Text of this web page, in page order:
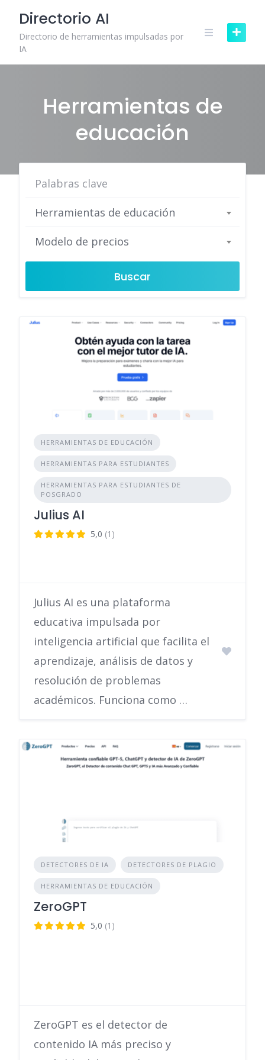
content
Directorio AI
Directorio de herramientas impulsadas por
IA
Herramientas de
educación
Herramientas de educación
Modelo de precios
Buscar
HERRAMIENTAS DE EDUCACIÓN
HERRAMIENTAS PARA ESTUDIANTES
HERRAMIENTAS PARA ESTUDIANTES DE
POSGRADO
Julius AI
5,0 (1)
Julius AI es una plataforma
educativa impulsada por
inteligencia artificial que facilita el
aprendizaje, análisis de datos y
resolución de problemas
académicos. Funciona como …
DETECTORES DE IA DETECTORES DE PLAGIO
HERRAMIENTAS DE EDUCACIÓN
ZeroGPT
5,0 (1)
ZeroGPT es el detector de
contenido IA más preciso y